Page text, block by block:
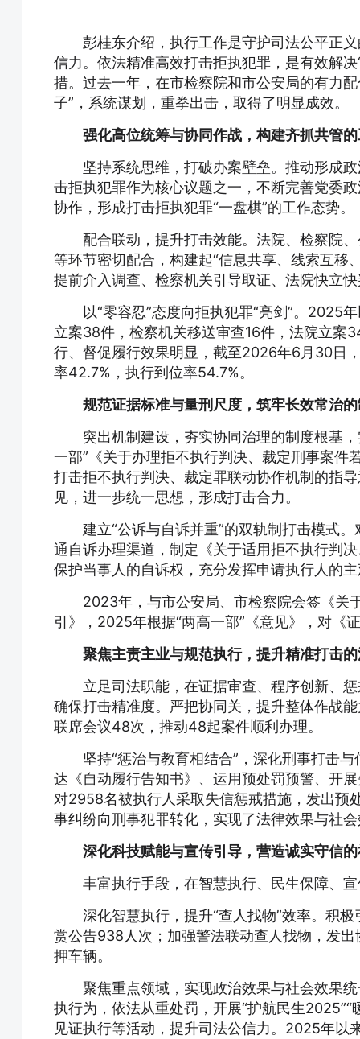
彭桂东介绍，执行工作是守护司法公平正
信力。依法精准高效打击拒执犯罪，是有效解
措。过去一年，在市检察院和市公安局的有力
子”，系统谋划，重拳出击，取得了明显成效。
强化高位统筹与协同作战，构建齐抓共管
坚持系统思维，打破办案壁垒。推动形成
击拒执犯罪作为核心议题之一，不断完善党委
协作，形成打击拒执犯罪“一盘棋”的工作态势。
配合联动，提升打击效能。法院、检察院
等环节密切配合，构建起“信息共享、线索互移
提前介入调查、检察机关引导取证、法院快立
以“零容忍”态度向拒执犯罪“亮剑”。2025
立案38件，检察机关移送审查16件，法院立案
行、督促履行效果明显，截至2026年6月30日
率42.7%，执行到位率54.7%。
规范证据标准与量刑尺度，筑牢长效常治
突出机制建设，夯实协同治理的制度根基
一部”《关于办理拒不执行判决、裁定刑事案
打击拒不执行判决、裁定罪联动协作机制的指
见，进一步统一思想，形成打击合力。
建立“公诉与自诉并重”的双轨制打击模式
通自诉办理渠道，制定《关于适用拒不执行判
保护当事人的自诉权，充分发挥申请执行人的
2023年，与市公安局、市检察院会签《关
引》，2025年根据“两高一部”《意见》，对《
聚焦主责主业与规范执行，提升精准打击
立足司法职能，在证据审查、程序创新、
确保打击精准度。严把协同关，提升整体作战
联席会议48次，推动48起案件顺利办理。
坚持“惩治与教育相结合”，深化刑事打击
达《自动履行告知书》、运用预处罚预警、开
对2958名被执行人采取失信惩戒措施，发出预
事纠纷向刑事犯罪转化，实现了法律效果与社
深化科技赋能与宣传引导，营造诚实守信
丰富执行手段，在智慧执行、民生保障、
深化智慧执行，提升“查人找物”效率。积
赏公告938人次；加强警法联动查人找物，发
押车辆。
聚焦重点领域，实现政治效果与社会效果
执行为，依法从重处罚，开展“护航民生
见证执行等活动，提升司法公信力。2025年